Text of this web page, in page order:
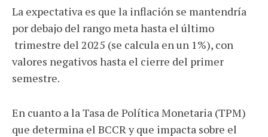
La expectativa es que la inflación se mantendría
por debajo del rango meta hasta el último
trimestre del 2025 (se calcula en un 1%), con
valores negativos hasta el cierre del primer
semestre.
En cuanto a la Tasa de Política Monetaria (TPM)
que determina el BCCR y que impacta sobre el